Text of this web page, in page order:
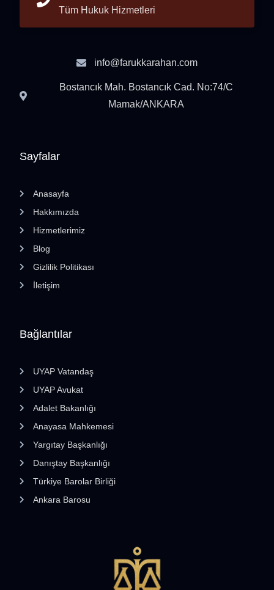
Bağlantılar
UYAP Vatandaş
UYAP Avukat
Adalet Bakanlığı
Anayasa Mahkemesi
Yargıtay Başkanlığı
Danıştay Başkanlığı
Türkiye Barolar Birliği
Ankara Barosu
Sayfalar
Anasayfa
Hakkımızda
Hizmetlerimiz
Blog
Gizlilik Politikası
İletişim
Tüm Hukuk Hizmetleri
info@farukkarahan.com
Bostancık Mah. Bostancık Cad. No:74/C
Mamak/ANKARA